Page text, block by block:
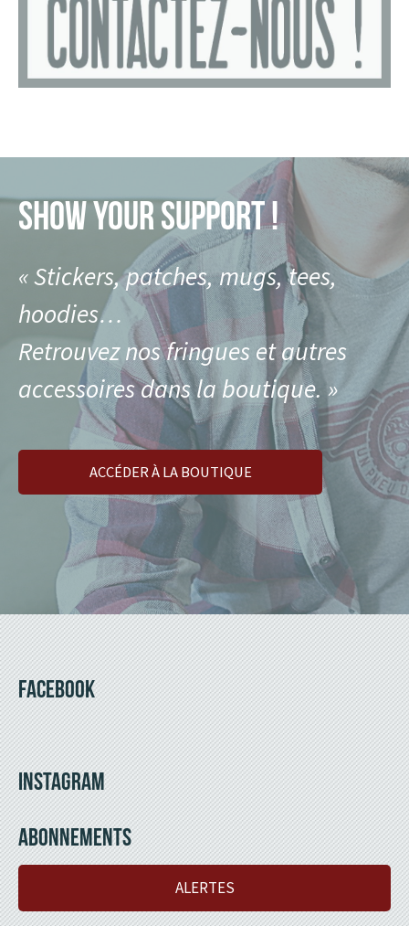
SHOW YOUR SUPPORT !
« Stickers, patches, mugs, tees,
hoodies…
Retrouvez nos fringues et autres
accessoires dans la boutique. »
ACCÉDER À LA BOUTIQUE
FACEBOOK
INSTAGRAM
ABONNEMENTS
ALERTES